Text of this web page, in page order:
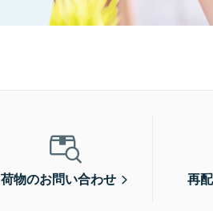
荷物のお問い合わせ 再